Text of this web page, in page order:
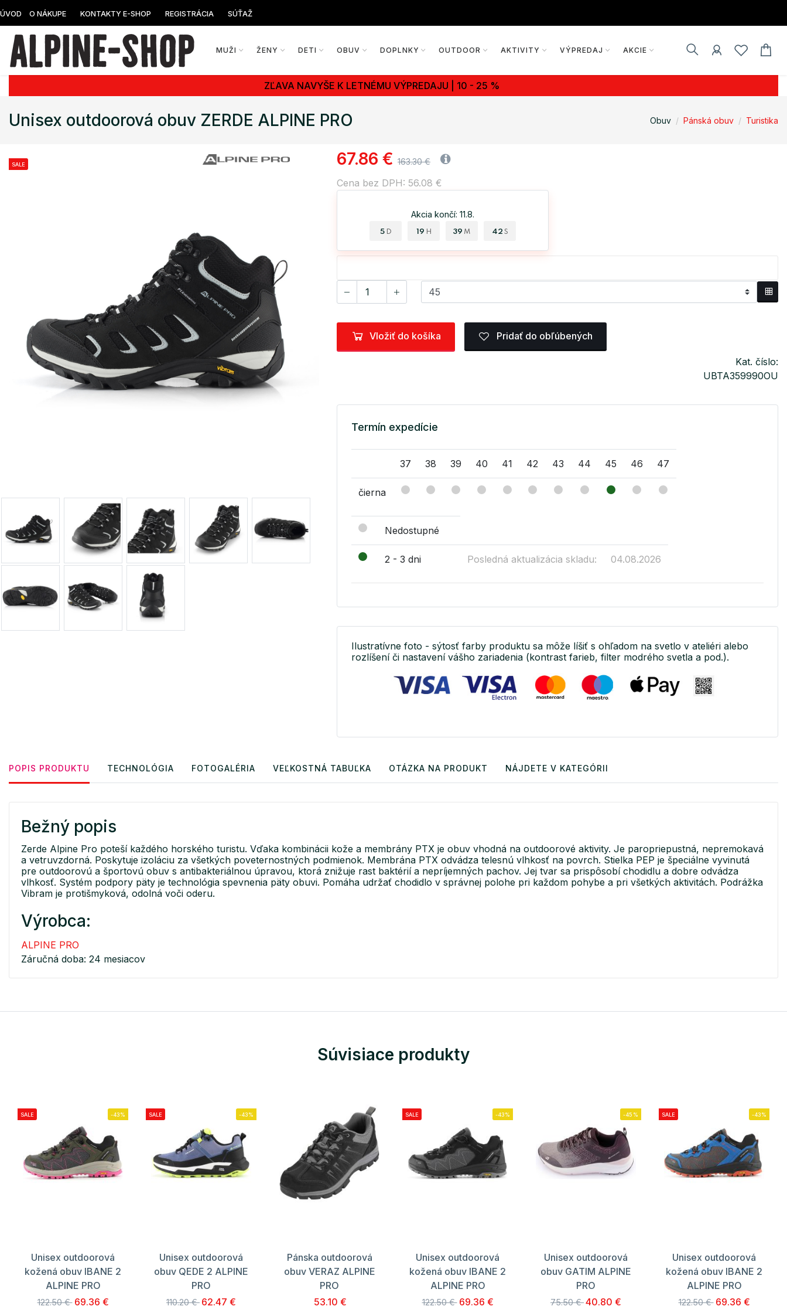
ÚVOD O NÁKUPE KONTAKTY E-SHOP REGISTRÁCIA SÚŤAŽ
MUŽI ŽENY DETI OBUV DOPLNKY OUTDOOR AKTIVITY VÝPREDAJ AKCIE
ZĽAVA NAVYŠE K LETNÉMU VÝPREDAJU | 10 - 25 %
Unisex outdoorová obuv ZERDE ALPINE PRO Obuv Pánská obuv Turistika
SALE 67.86 € 163.30 €
Cena bez DPH: 56.08 €
Akcia končí: 11.8.
5 D 19 H 39 M 42 S
Vložiť do košíka Pridať do obľúbených
Kat. číslo:
UBTA359990OU
Termín expedície
37 38 39 40 41 42 43 44 45 46 47
čierna
Nedostupné
2 - 3 dni Posledná aktualizácia skladu: 04.08.2026
Ilustratívne foto - sýtosť farby produktu sa môže líšiť s ohľadom na svetlo v ateliéri alebo
rozlíšení či nastavení vášho zariadenia (kontrast farieb, filter modrého svetla a pod.).
POPIS PRODUKTU TECHNOLÓGIA FOTOGALÉRIA VEĽKOSTNÁ TABUĽKA OTÁZKA NA PRODUKT NÁJDETE V KATEGÓRII
Bežný popis
Zerde Alpine Pro poteší každého horského turistu. Vďaka kombinácii kože a membrány PTX je obuv vhodná na outdoorové aktivity. Je paropriepustná, nepremokavá
a vetruvzdorná. Poskytuje izoláciu za všetkých poveternostných podmienok. Membrána PTX odvádza telesnú vlhkosť na povrch. Stielka PEP je špeciálne vyvinutá
pre outdoorovú a športovú obuv s antibakteriálnou úpravou, ktorá znižuje rast baktérií a nepríjemných pachov. Jej tvar sa prispôsobí chodidlu a dobre odvádza
vlhkosť. Systém podpory päty je technológia spevnenia päty obuvi. Pomáha udržať chodidlo v správnej polohe pri každom pohybe a pri všetkých aktivitách. Podrážka
Vibram je protišmyková, odolná voči oderu.
Výrobca:
ALPINE PRO
Záručná doba: 24 mesiacov
Súvisiace produkty
SALE -43%
Unisex outdoorová
kožená obuv IBANE 2
ALPINE PRO
122.50 € 69.36 €
SALE -43%
Unisex outdoorová
obuv QEDE 2 ALPINE
PRO
110.20 € 62.47 €
Pánska outdoorová
obuv VERAZ ALPINE
PRO
53.10 €
SALE -43%
Unisex outdoorová
kožená obuv IBANE 2
ALPINE PRO
122.50 € 69.36 €
-45%
Unisex outdoorová
obuv GATIM ALPINE
PRO
75.50 €40.80 €
SALE -43%
Unisex outdoorová
kožená obuv IBANE 2
ALPINE PRO
122.50 € 69.36 €